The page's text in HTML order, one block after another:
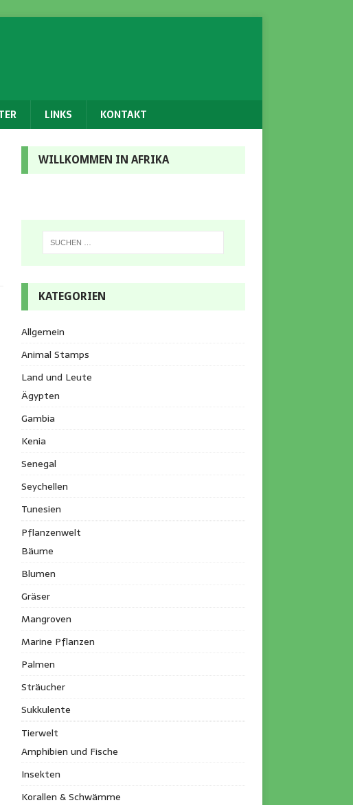
LINKS KONTAKT
WILLKOMMEN IN AFRIKA
KATEGORIEN
Allgemein
Animal Stamps
Land und Leute
Ägypten
Gambia
Kenia
Senegal
Seychellen
Tunesien
Pflanzenwelt
Bäume
Blumen
Gräser
Mangroven
Marine Pflanzen
Palmen
Sträucher
Sukkulente
Tierwelt
Amphibien und Fische
Insekten
Korallen & Schwämme